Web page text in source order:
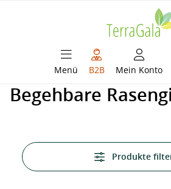
Menü B2B Mein Konto
Begehbare
Produkte